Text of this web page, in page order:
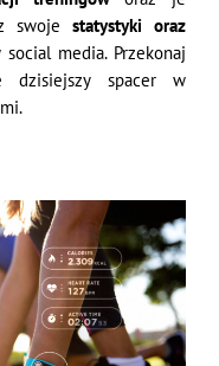
swoje statystyki oraz
media. Przekonaj
dzisiejszy spacer w